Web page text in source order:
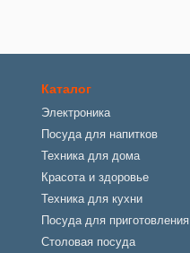
Каталог
Электроника
Посуда для напитков
Техника для дома
Красота и здоровье
Техника для кухни
Посуда для приготовления
Столовая посуда